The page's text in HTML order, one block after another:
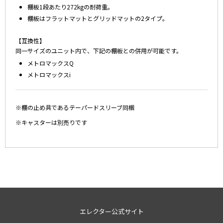
棚板1段あたり272kgの耐荷重。
棚板はフラットマットとグリッドマットの2タイプ。
【互換性】
同一サイズのユニット内で、下記の棚板との併用が可能です。
メトロマックスQ
メトロマックスi
※棚の止め具であるテーパードスリーブ同梱
※キャスターは別売りです
エレクター公式サイト